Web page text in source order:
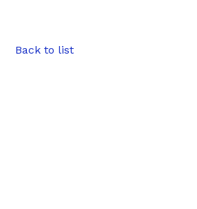
Back to list